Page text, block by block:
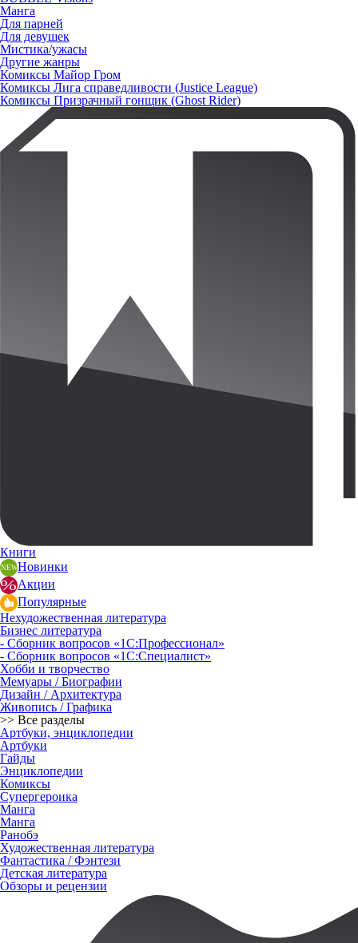
Манга
Для парней
Для девушек
Мистика/ужасы
Другие жанры
Комиксы Майор Гром
Комиксы Лига справедливости (Justice League)
Комиксы Призрачный гонщик (Ghost Rider)
Книги
Новинки
Акции
Популярные
Нехудожественная литература
Бизнес литература
- Сборник вопросов «1С:Профессионал»
- Сборник вопросов «1С:Специалист»
Хобби и творчество
Мемуары / Биографии
Дизайн / Архитектура
Живопись / Графика
>> Все разделы
Артбуки, энциклопедии
Артбуки
Гайды
Энциклопедии
Комиксы
Супергероика
Манга
Манга
Ранобэ
Художественная литература
Фантастика / Фэнтези
Детская литература
Обзоры и рецензии